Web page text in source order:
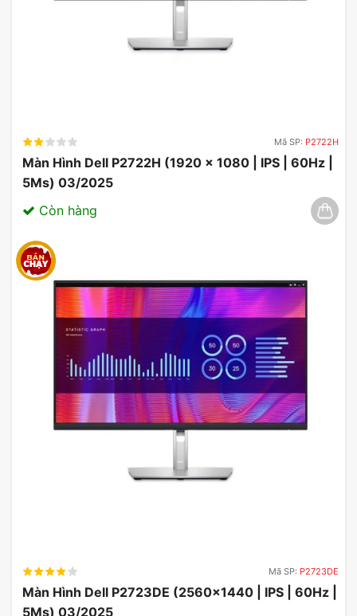
Mã SP: P2722H
Màn Hình Dell P2722H (1920 x 1080 | IPS | 60Hz |
5Ms) 03/2025
Còn hàng
Mã SP: P2723DE
Màn Hình Dell P2723DE (2560×1440 | IPS | 60Hz |
5Ms) 03/2025